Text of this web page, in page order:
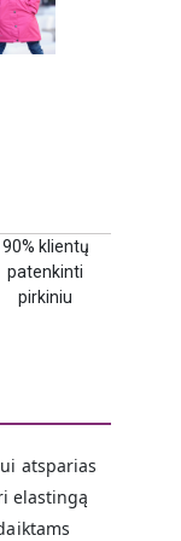
90% klientų
patenkinti
pirkiniu
atsparias
elastingą